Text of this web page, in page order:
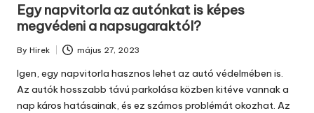
Egy napvitorla az autónkat is képes
megvédeni a napsugaraktól?
Posted
by
By Hirek május 27, 2023
Igen, egy napvitorla hasznos lehet az autó védelmében is.
Az autók hosszabb távú parkolása közben kitéve vannak a
nap káros hatásainak, és ez számos problémát okozhat. Az